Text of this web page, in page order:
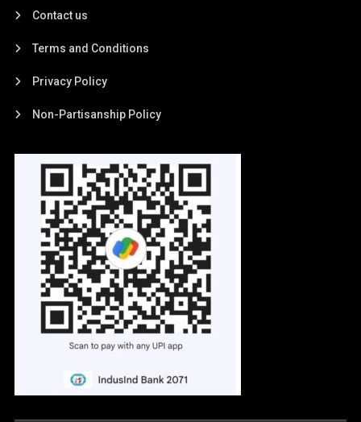
Contact us
Terms and Conditions
Privacy Policy
Non-Partisanship Policy